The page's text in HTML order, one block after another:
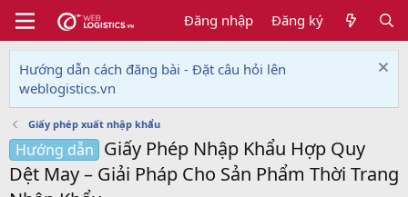
Đăng nhập Đăng ký
Hướng dẫn cách đăng bài - Đặt câu hỏi lên
weblogistics.vn
Giấy phép xuất nhập khẩu
Hướng dẫn Giấy Phép Nhập Khẩu Hợp Quy
Dệt May – Giải Pháp Cho Sản Phẩm Thời Trang